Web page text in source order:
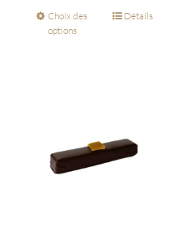
Choix des
options
Détails